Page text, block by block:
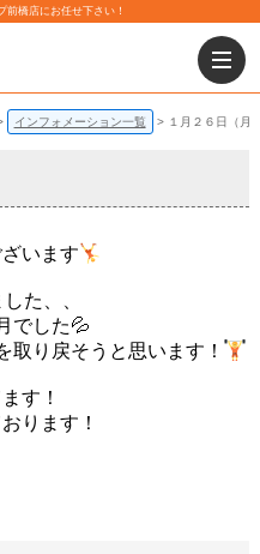
橋店にお任せ下さい！
インフォメーション一覧 １月２６日（月
います
た、、
でした💦
取り戻そうと思います！
す！
ります！